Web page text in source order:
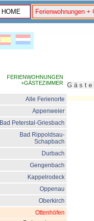
HOME Ferienwohnungen +
FERIENWOHNUNGEN
+GÄSTEZIMMER
Alle Ferienorte
Appenweier
Bad Peterstal-Griesbach
Bad Rippoldsau-
Schapbach
Durbach
Gengenbach
Kappelrodeck
Oppenau
Oberkirch
Ottenhöfen
G ä s t